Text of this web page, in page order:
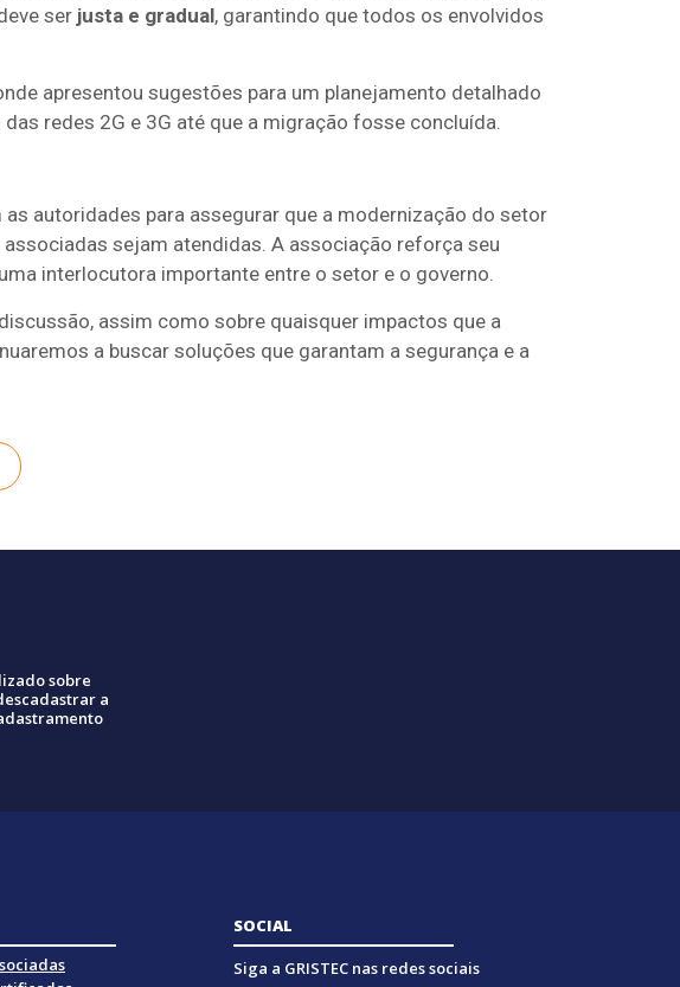
ser justa e gradual, garantindo que todos os envolvidos
apresentou sugestões para um planejamento detalhado
redes 2G e 3G até que a migração fosse concluída.
autoridades para assegurar que a modernização do setor
sejam atendidas. A associação reforça seu
interlocutora importante entre o setor e o governo.
assim como sobre quaisquer impactos que a
a buscar soluções que garantam a segurança e a
sobre
a
SOCIAL
Siga a GRISTEC nas redes sociais